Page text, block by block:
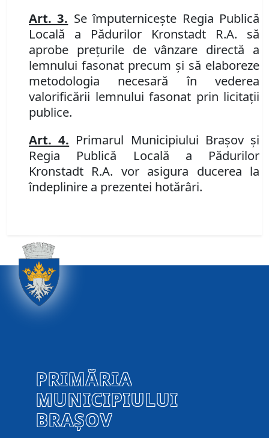
Art. 3. Se împuterniceşte Regia Publică
Locală a Pădurilor Kronstadt R.A. să
aprobe preţurile de vânzare directă a
lemnului fasonat precum şi să elaboreze
metodologia necesară în vederea
valorificării lemnului fasonat prin licitaţii
publice.
Art. 4. Primarul Municipiului Braşov şi
Regia Publică Locală a Pădurilor
Kronstadt R.A. vor asigura ducerea la
îndeplinire a prezentei hotărâri.
PRIMĂRIA
MUNICIPIULUI
BRAȘOV